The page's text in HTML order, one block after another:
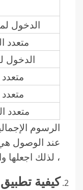
الدخول
متعدد
الدخول
متعدد
متعدد
متعدد
الرسوم
عند الوصول
، لذلك اجعلها
كيفية